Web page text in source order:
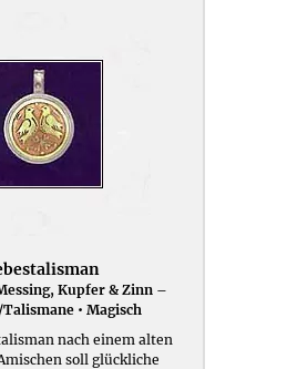
Kupfer & Zinn –
• Magisch
nach einem alten
soll glückliche